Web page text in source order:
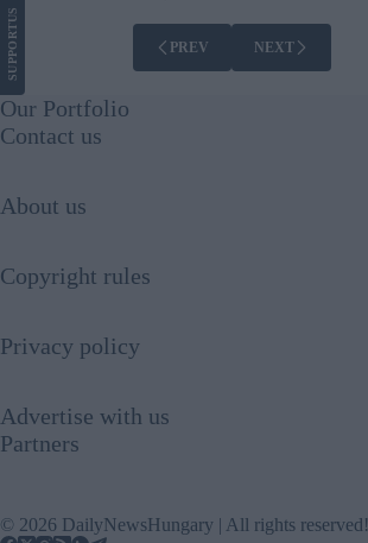
PREV NEXT
SUPPORT
US
Our Portfolio
Contact us
About us
Copyright rules
Privacy policy
Advertise with us
Partners
© 2026 DailyNewsHungary | All rights reserved!